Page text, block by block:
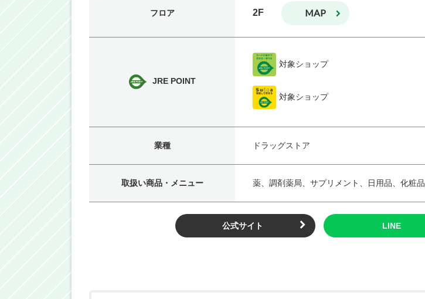
フロア 2F MAP
JRE POINT
対象ショップ
対象ショップ
業種 ドラッグストア
取扱い商品・メニュー 薬、調剤薬局、サプリメント、日用品、化粧品
公式サイト